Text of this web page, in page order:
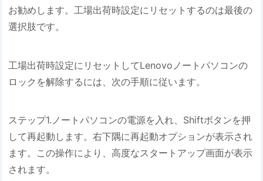
お勧めします。工場出荷時設定にリセットするのは最後の
選択肢です。
工場出荷時設定にリセットしてLenovoノートパソコンの
ロックを解除するには、次の手順に従います。
ステップ1.ノートパソコンの電源を入れ、Shiftボタンを押
して再起動します。右下隅に再起動オプションが表示され
ます。この操作により、高度なスタートアップ画面が表示
されます。